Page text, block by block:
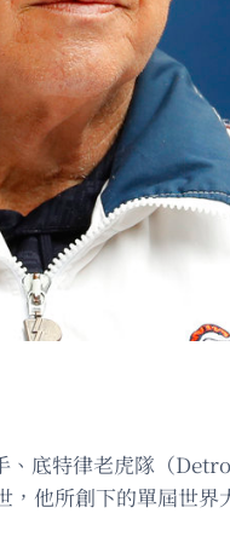
底特律老虎隊（
他所創下的單屆世